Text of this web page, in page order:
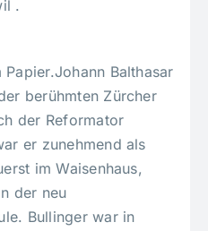
.
Balthasar
berühmten Zürcher
der Reformator
er zunehmend als
im Waisenhaus,
der neu
Bullinger war in